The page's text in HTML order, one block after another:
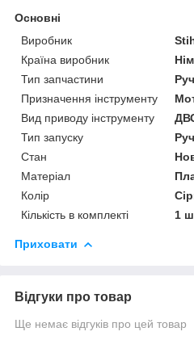
Основні
Виробник
Країна виробник
Тип запчастини
Призначення інструменту
Вид приводу інструменту
Тип запуску
Стан
Матеріал
Колір
Кількість в комплекті
1
Приховати
Відгуки про товар
Ще немає відгуків про цей товар